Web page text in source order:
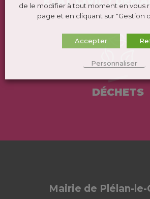
DÉCHETS
Mairie de Plélan-le-
de le modifier à tout moment en vous
page et en cliquant sur "Gestion
Accepter
Personnaliser